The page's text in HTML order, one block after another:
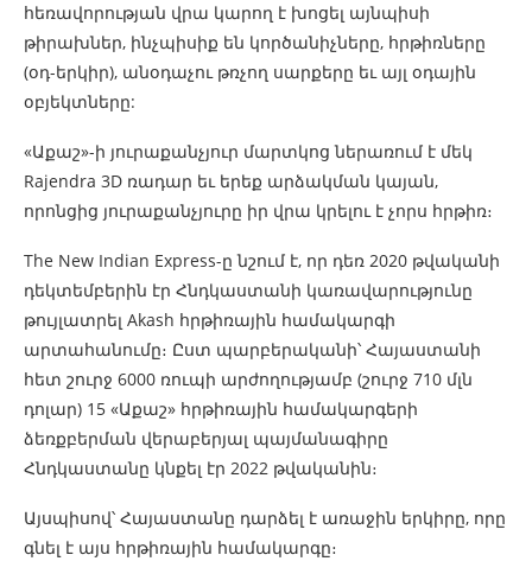
հեռավորության վրա կարող է խոցել այնպիսի
թիրախներ, ինչպիսիք են կործանիչները, հրթիռները
(օդ-երկիր), անօդաչու թռչող սարքերը եւ այլ օդային
օբյեկտները:
«Աքաշ»-ի յուրաքանչյուր մարտկոց ներառում է մեկ
Rajendra 3D ռադար եւ երեք արձակման կայան,
որոնցից յուրաքանչյուրը իր վրա կրելու է չորս հրթիռ։
The New Indian Express-ը նշում է, որ դեռ 2020 թվականի
դեկտեմբերին էր Հնդկաստանի կառավարությունը
թույլատրել Akash հրթիռային համակարգի
արտահանումը։ Ըստ պարբերականի՝ Հայաստանի
հետ շուրջ 6000 ռուպի արժողությամբ (շուրջ 710 մլն
դոլար) 15 «Աքաշ» հրթիռային համակարգերի
ձեռքբերման վերաբերյալ պայմանագիրը
Հնդկաստանը կնքել էր 2022 թվականին։
Այսպիսով՝ Հայաստանը դարձել է առաջին երկիրը, որը
գնել է այս հրթիռային համակարգը։